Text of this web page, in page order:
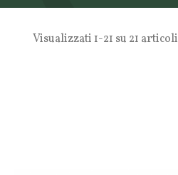
Visualizzati 1-21 su 21 articoli